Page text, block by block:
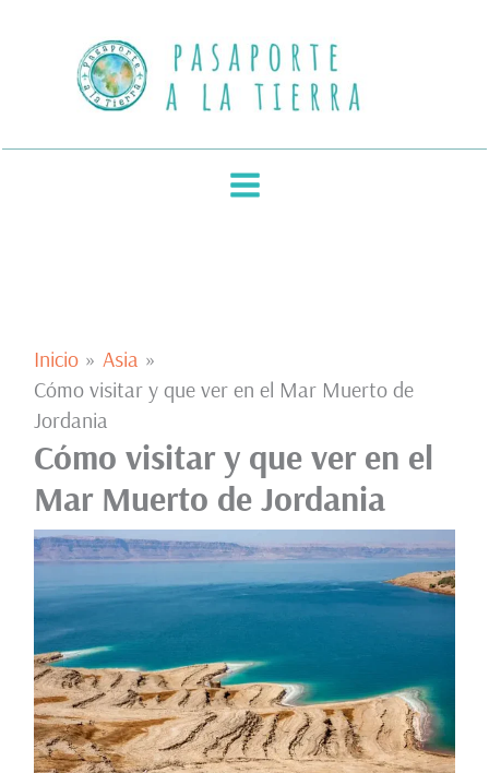
contenido
Inicio
Asia
Cómo visitar y que ver en el Mar Muerto de
Jordania
Cómo visitar y que ver en el
Mar Muerto de Jordania